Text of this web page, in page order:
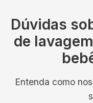
Dúvidas
de
Entenda como